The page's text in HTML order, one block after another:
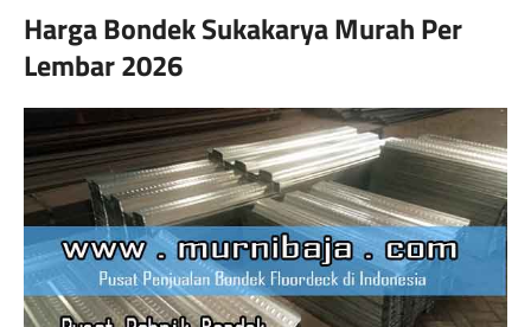
Harga Bondek Sukakarya Murah Per
Lembar 2026